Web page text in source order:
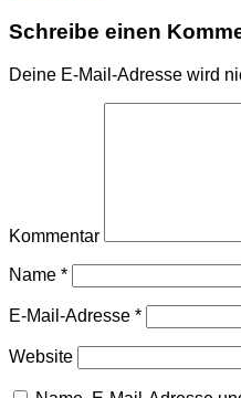
Schreibe einen
Deine E-Mail-Adresse wird
Kommentar
Name *
E-Mail-Adresse *
Website